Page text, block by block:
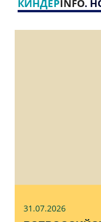
КИНДЕРINFO.
31.07.2026